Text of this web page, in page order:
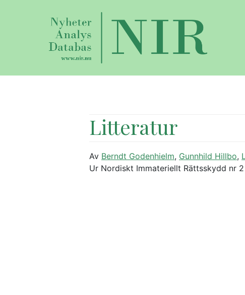
Litteratur
Av Berndt Godenhielm, Gunnhild Hillbo,
Ur Nordiskt Immateriellt Rättsskydd nr 2